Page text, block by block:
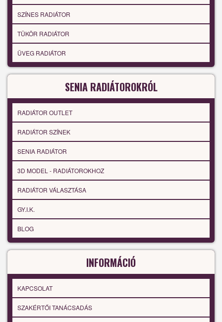
SZÍNES RADIÁTOR
TÜKÖR RADIÁTOR
ÜVEG RADIÁTOR
SENIA RADIÁTOROKRÓL
RADIÁTOR OUTLET
RADIÁTOR SZÍNEK
SENIA RADIÁTOR
3D MODEL - RADIÁTOROKHOZ
RADIÁTOR VÁLASZTÁSA
GY.I.K.
BLOG
INFORMÁCIÓ
KAPCSOLAT
SZAKÉRTŐI TANÁCSADÁS